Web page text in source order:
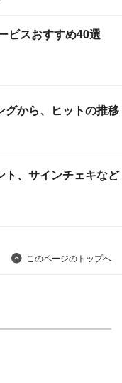
ビスおすすめ40選
グから、ヒットの推移
ト、サインチェキなど
このページのトップへ